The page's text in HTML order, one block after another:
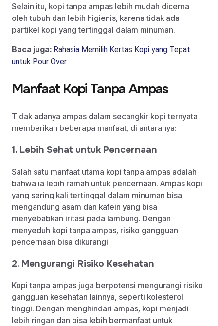
Selain itu, kopi tanpa ampas lebih mudah dicerna
oleh tubuh dan lebih higienis, karena tidak ada
partikel kopi yang tertinggal dalam minuman.
Baca juga: Rahasia Memilih Kertas Kopi yang Tepat
untuk Pour Over
Manfaat Kopi Tanpa Ampas
Tidak adanya ampas dalam secangkir kopi ternyata
memberikan beberapa manfaat, di antaranya:
1. Lebih Sehat untuk Pencernaan
Salah satu manfaat utama kopi tanpa ampas adalah
bahwa ia lebih ramah untuk pencernaan. Ampas kopi
yang sering kali tertinggal dalam minuman bisa
mengandung asam dan kafein yang bisa
menyebabkan iritasi pada lambung. Dengan
menyeduh kopi tanpa ampas, risiko gangguan
pencernaan bisa dikurangi.
2. Mengurangi Risiko Kesehatan
Kopi tanpa ampas juga berpotensi mengurangi risiko
gangguan kesehatan lainnya, seperti kolesterol
tinggi. Dengan menghindari ampas, kopi menjadi
lebih ringan dan bisa lebih bermanfaat untuk